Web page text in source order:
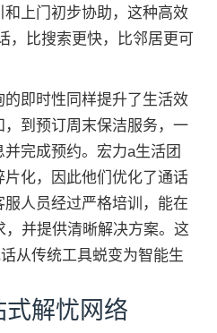
上门初步协助，这种高效
，比搜索更快，比邻居更可
的即时性同样提升了生活效
到预订周末保洁服务，一
完成预约。宏力a生活团
片化，因此他们优化了通话
人员经过严格培训，能在
并提供清晰解决方案。这
从传统工具蜕变为智能生
解忧网络